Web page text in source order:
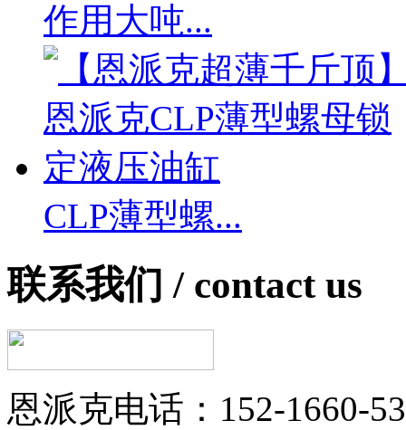
作用大吨...
CLP薄型螺...
联系我们 / contact us
恩派克电话：152-1660-